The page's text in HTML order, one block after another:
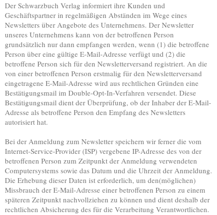
Der Schwarzbuch Verlag informiert ihre Kunden und
Geschäftspartner in regelmäßigen Abständen im Wege eines
Newsletters über Angebote des Unternehmens. Der Newsletter
unseres Unternehmens kann von der betroffenen Person
grundsätzlich nur dann empfangen werden, wenn (1) die betroffene
Person über eine gültige E-Mail-Adresse verfügt und (2) die
betroffene Person sich für den Newsletterversand registriert. An die
von einer betroffenen Person erstmalig für den Newsletterversand
eingetragene E-Mail-Adresse wird aus rechtlichen Gründen eine
Bestätigungsmail im Double-Opt-In-Verfahren versendet. Diese
Bestätigungsmail dient der Überprüfung, ob der Inhaber der E-Mail-
Adresse als betroffene Person den Empfang des Newsletters
autorisiert hat.
Bei der Anmeldung zum Newsletter speichern wir ferner die vom
Internet-Service-Provider (ISP) vergebene IP-Adresse des von der
betroffenen Person zum Zeitpunkt der Anmeldung verwendeten
Computersystems sowie das Datum und die Uhrzeit der Anmeldung.
Die Erhebung dieser Daten ist erforderlich, um den(möglichen)
Missbrauch der E-Mail-Adresse einer betroffenen Person zu einem
späteren Zeitpunkt nachvollziehen zu können und dient deshalb der
rechtlichen Absicherung des für die Verarbeitung Verantwortlichen.